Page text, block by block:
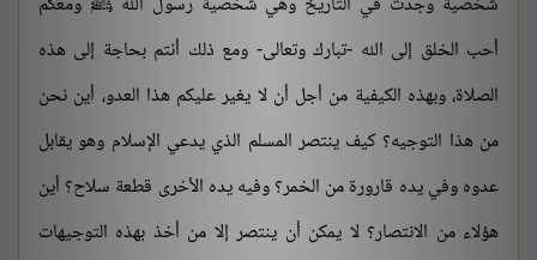
أحب الخلق إلى الله -تبارك وتعالى- ومع ذلك أنتم بحاجة إلى هذه
الصلاة، وبهذه الكيفية من أجل أن لا يغير عليكم هذا العدو، أين نحن
من هذا التوجيه؟ كيف ينتصر المسلم الذي يدعي الإسلام وهو يقابل
عدوه وفي يده قارورة من الخمر؟ وفيه يده الأخرى قطعة سلاح؟ أين
هؤلاء من الانتصار؟ لا يمكن أن ينتصر إلا من أخذ بهذه التوجيهات